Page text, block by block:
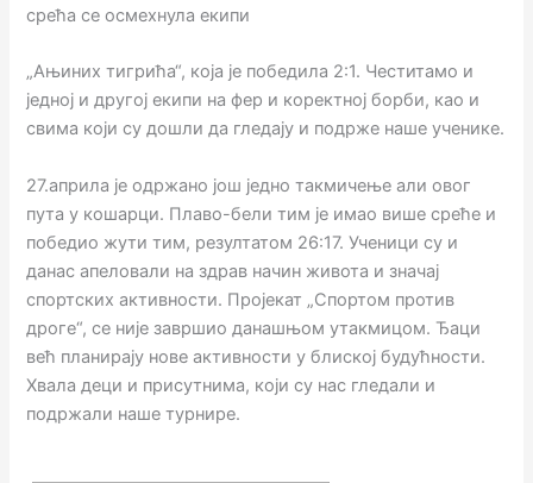
срећа се осмехнула екипи
„Ањиних тигрића“, која је победила 2:1. Честитамо и
једној и другој екипи на фер и коректној борби, као и
свима који су дошли да гледају и подрже наше ученике.
27.априла је одржано још једно такмичење али овог
пута у кошарци. Плаво-бели тим је имао више среће и
победио жути тим, резултатом 26:17. Ученици су и
данас апеловали на здрав начин живота и значај
спортских активности. Пројекат „Спортом против
дроге“, се није завршио данашњом утакмицом. Ђаци
већ планирају нове активности у блиској будућности.
Хвала деци и присутнима, који су нас гледали и
подржали наше турнире.